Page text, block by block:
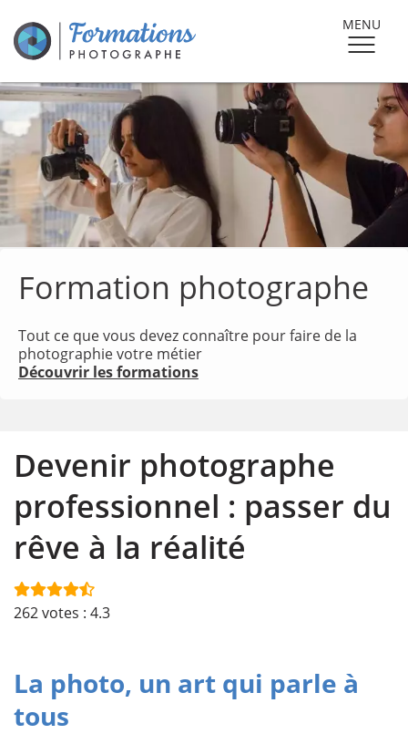
MENU
Formation photographe
Tout ce que vous devez connaître pour faire de la
photographie votre métier
Découvrir les formations
Devenir photographe
professionnel : passer du
rêve à la réalité
262votes : 4.3
La photo, un art qui parle à
tous